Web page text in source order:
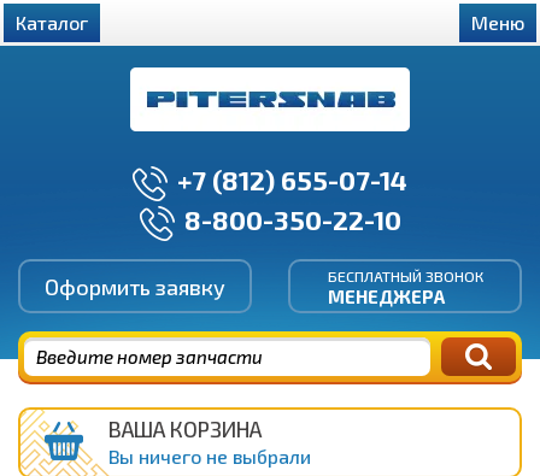
+7 (812) 655-07-14
8-800-350-22-10
Оформить заявку БЕСПЛАТНЫЙ ЗВОНОК
МЕНЕДЖЕРА
Каталог Меню
ВАША КОРЗИНА
Вы ничего не выбрали